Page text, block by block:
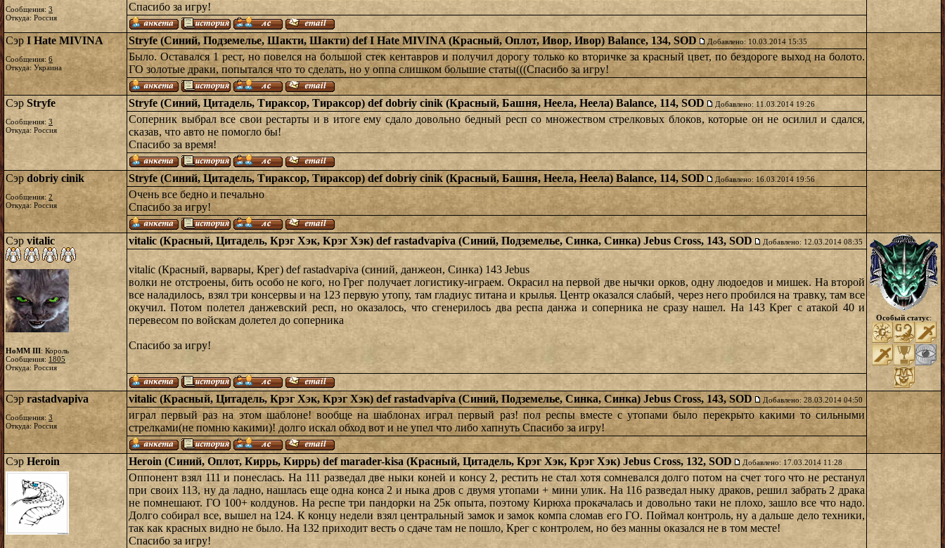
Сообщения: 3
Откуда: Россия
Спасибо за игру!
Сэр I Hate MIVINA
Сообщения: 6
Откуда: Украина
Stryfe (Синий, Подземелье, Шакти, Шакти) def I Hate MIVINA (Красный, Оплот, Ивор, Ивор) Balance, 134, SOD Добавлено: 10.03.2014 15:35
Было. Оставался 1 рест, но повелся на большой стек кентавров и получил дорогу только ко вторичке за красный цвет, по бездороге выход на болото.
ГО золотые драки, попытался что то сделать, но у оппа слишком большие статы(((Спасибо за игру!
Сэр Stryfe
Сообщения: 3
Откуда: Россия
Stryfe (Синий, Цитадель, Тираксор, Тираксор) def dobriy cinik (Красный, Башня, Неела, Неела) Balance, 114, SOD Добавлено: 11.03.2014 19:26
Соперник выбрал все свои рестарты и в итоге ему сдало довольно бедный респ со множеством стрелковых блоков, которые он не осилил и сдался,
сказав, что авто не помогло бы!
Спасибо за время!
Сэр dobriy cinik
Сообщения: 2
Откуда: Россия
Stryfe (Синий, Цитадель, Тираксор, Тираксор) def dobriy cinik (Красный, Башня, Неела, Неела) Balance, 114, SOD Добавлено: 16.03.2014 19:56
Очень все бедно и печально
Спасибо за игру!
Сэр vitalic
HoMM III: Король
Сообщения: 1805
Откуда: Россия
vitalic (Красный, Цитадель, Крэг Хэк, Крэг Хэк) def rastadvapiva (Синий, Подземелье, Синка, Синка) Jebus Cross, 143, SOD Добавлено: 12.03.2014 08:35
vitalic (Красный, варвары, Крег) def rastadvapiva (синий, данжеон, Синка) 143 Jebus
волки не отстроены, бить особо не кого, но Грег получает логистику-играем. Окрасил на первой две нычки орков, одну людоедов и мишек. На второй
все наладилось, взял три консервы и на 123 первую утопу, там гладиус титана и крылья. Центр оказался слабый, через него пробился на травку, там все
окучил. Потом полетел данжевский респ, но оказалось, что сгенерилось два респа данжа и соперника не сразу нашел. На 143 Крег с атакой 40 и
перевесом по войскам долетел до соперника
Спасибо за игру!
Особый статус:
Сэр rastadvapiva
Сообщения: 3
Откуда: Россия
vitalic (Красный, Цитадель, Крэг Хэк, Крэг Хэк) def rastadvapiva (Синий, Подземелье, Синка, Синка) Jebus Cross, 143, SOD Добавлено: 28.03.2014 04:50
играл первый раз на этом шаблоне! вообще на шаблонах играл первый раз! пол респы вместе с утопами было перекрыто какими то сильными
стрелками(не помню какими)! долго искал обход вот и не упел что либо хапнуть Спасибо за игру!
Сэр Heroin Heroin (Синий, Оплот, Киррь, Киррь) def marader-kisa (Красный, Цитадель, Крэг Хэк, Крэг Хэк) Jebus Cross, 132, SOD Добавлено: 17.03.2014 11:28
Оппонент взял 111 и понеслась. На 111 разведал две ныки коней и консу 2, рестить не стал хотя сомневался долго потом на счет того что не рестанул
при своих 113, ну да ладно, нашлась еще одна конса 2 и ныка дров с двумя утопами + мини улик. На 116 разведал ныку драков, решил забрать 2 драка
не помнешают. ГО 100+ колдунов. На респе три пандорки на 25к опыта, поэтому Кирюха прокачалась и довольно таки не плохо, зашло все что надо.
Долго собирал все, вышел на 124. К концу недели взял центральный замок и замок компа сломав его ГО. Поймал контроль, ну а дальше дело техники,
так как красных видно не было. На 132 приходит весть о сдаче там не пошло, Крег с контролем, но без манны оказался не в том месте!
Спасибо за игру!